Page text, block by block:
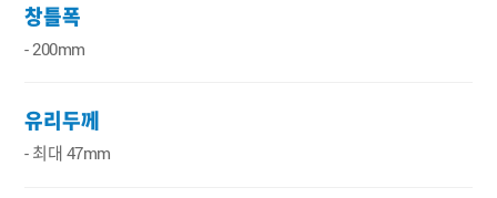
창틀폭
- 200mm
유리두께
- 최대 47mm